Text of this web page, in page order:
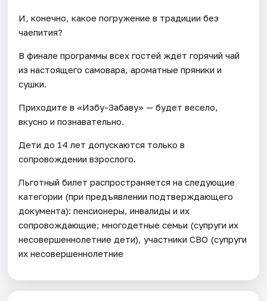
И, конечно, какое погружение в традиции без
чаепития?
В финале программы всех гостей ждёт горячий чай
из настоящего самовара, ароматные пряники и
сушки.
Приходите в «Избу-Забаву» — будет весело,
вкусно и познавательно.
Дети до 14 лет допускаются только в
сопровождении взрослого.
Льготный билет распространяется на следующие
категории (при предъявлении подтверждающего
документа): пенсионеры, инвалиды и их
сопровождающие; многодетные семьи (супруги их
несовершеннолетние дети), участники СВО (супруги
их несовершеннолетние